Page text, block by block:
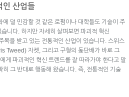
인 산업들
덜 민감할 것 같은 로펌이나 대학들도 기술이 주
니다. 하지만 자세히 살펴보면 파괴적 혁신
을 받고 있는 전통적인 산업이 있습니다. 스위스
Tweed) 자켓, 그리고 구형의 돛단배가 바로 그
게 파괴적인 혁신 트렌드를 잘 따라가야 한다고 말
그 반대로 행동해 왔습니다. 즉, 전통적인 기술